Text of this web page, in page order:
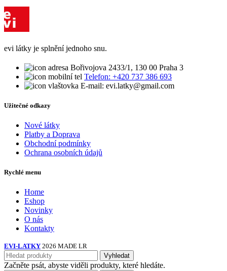
evi látky je splnění jednoho snu.
Bořivojova 2433/1, 130 00 Praha 3
Telefon: +420 737 386 693
E-mail: evi.latky@gmail.com
Užitečné odkazy
Nové látky
Platby a Doprava
Obchodní podmínky
Ochrana osobních údajů
Rychlé menu
Home
Eshop
Novinky
O nás
Kontakty
EVI-LATKY 2026 MADE LR
Vyhledat
Začněte psát, abyste viděli produkty, které hledáte.